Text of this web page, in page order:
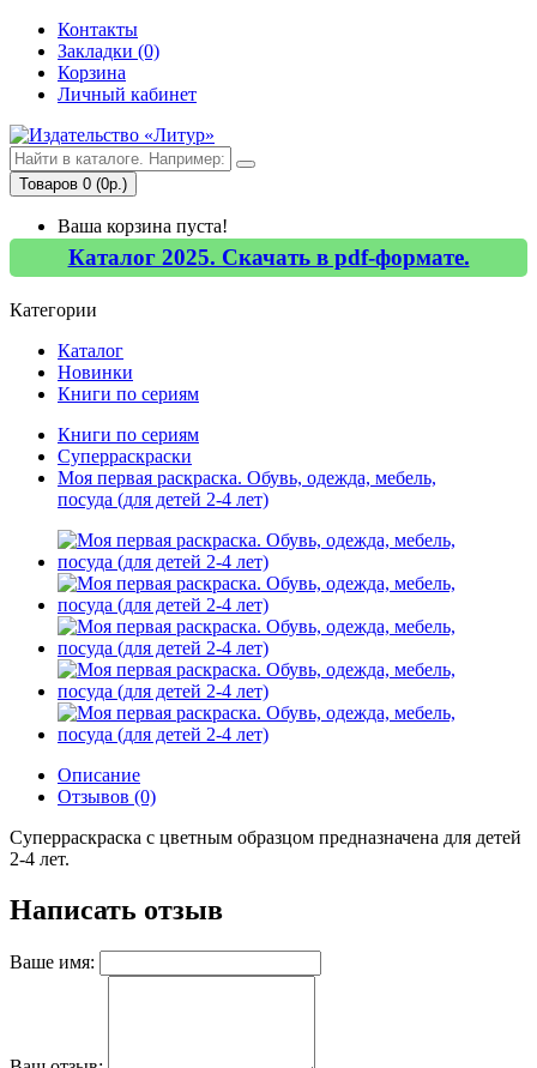
Контакты
Закладки (0)
Корзина
Личный кабинет
Товаров 0 (0р.)
Ваша корзина пуста!
Каталог 2025. Скачать в pdf-формате.
Категории
Каталог
Новинки
Книги по сериям
Книги по сериям
Суперраскраски
Моя первая раскраска. Обувь, одежда, мебель,
посуда (для детей 2-4 лет)
Описание
Отзывов (0)
Суперраскраска с цветным образцом предназначена для детей
2-4 лет.
Написать отзыв
Ваше имя: